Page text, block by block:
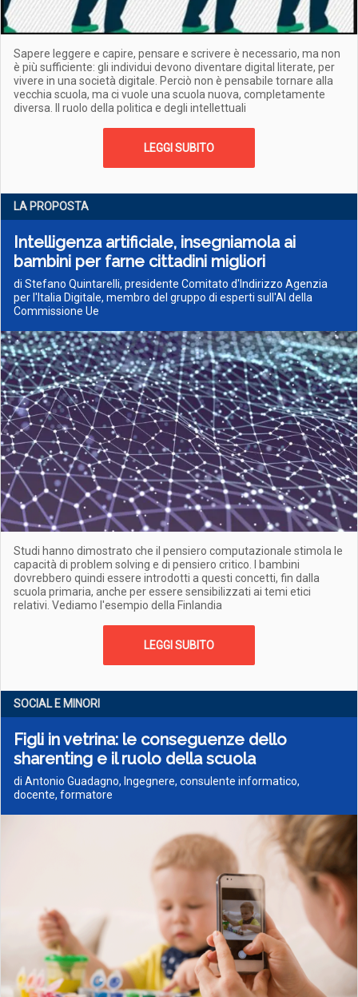
Sapere leggere e capire, pensare e scrivere è necessario, ma non
è più sufficiente: gli individui devono diventare digital literate, per
vivere in una società digitale. Perciò non è pensabile tornare alla
vecchia scuola, ma ci vuole una scuola nuova, completamente
diversa. Il ruolo della politica e degli intellettuali
LEGGI SUBITO
LA PROPOSTA
Intelligenza artificiale, insegniamola ai
bambini per farne cittadini migliori
di Stefano Quintarelli, presidente Comitato d'Indirizzo Agenzia
per l'Italia Digitale, membro del gruppo di esperti sull'AI della
Commissione Ue
Studi hanno dimostrato che il pensiero computazionale stimola le
capacità di problem solving e di pensiero critico. I bambini
dovrebbero quindi essere introdotti a questi concetti, fin dalla
scuola primaria, anche per essere sensibilizzati ai temi etici
relativi. Vediamo l'esempio della Finlandia
LEGGI SUBITO
SOCIAL E MINORI
Figli in vetrina: le conseguenze dello
sharenting e il ruolo della scuola
di Antonio Guadagno, Ingegnere, consulente informatico,
docente, formatore